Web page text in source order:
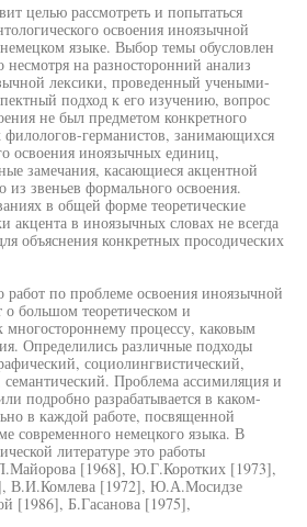
целью рассмотреть и попытаться
освоения иноязычной
языке. Выбор темы обусловлен
несмотря на разносторонний анализ
лексики, проведенный учеными-
подход к его изучению, вопрос
не был предметом конкретного
филологов-германистов, занимающихся
освоения иноязычных единиц,
замечания, касающиеся акцентной
из звеньев формального освоения.
в общей форме теоретические
акцента в иноязычных словах не всегда
объяснения конкретных просодических
работ по проблеме освоения иноязычной
о большом теоретическом и
многостороннему процессу, каковым
Определились различные подходы
социолингвистический,
Проблема ассимиляция и
подробно разрабатывается в каком-
в каждой работе, посвященной
современного немецкого языка. В
литературе это работы
[1968], Ю.Г.Коротких [1973],
В.И.Комлева [1972], Ю.А.Мосидзе
[1986], Б.Гасанова [1975],